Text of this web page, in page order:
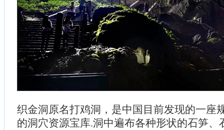
织金洞原名打鸡洞，是中国目前发现的一座
的洞穴资源宝库.洞中遍布各种形状的石笋、